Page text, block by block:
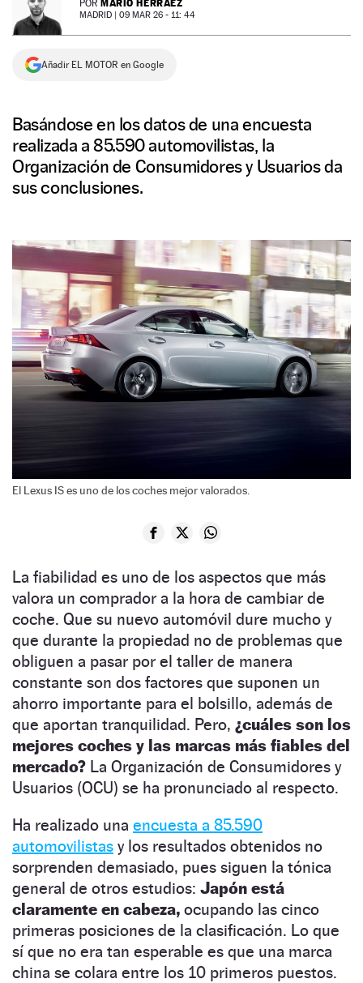
NEWSLETTER
SÍGUENOS
POR MARIO HERRÁEZ
MADRID | 09 MAR 26 - 11: 44
Añadir EL MOTOR en Google
Basándose en los datos de una encuesta
realizada a 85.590 automovilistas, la
Organización de Consumidores y Usuarios da
sus conclusiones.
El Lexus IS es uno de los coches mejor valorados.
La fiabilidad es uno de los aspectos que más
valora un comprador a la hora de cambiar de
coche. Que su nuevo automóvil dure mucho y
que durante la propiedad no de problemas que
obliguen a pasar por el taller de manera
constante son dos factores que suponen un
ahorro importante para el bolsillo, además de
que aportan tranquilidad. Pero, ¿cuáles son los
mejores coches y las marcas más fiables del
mercado? La Organización de Consumidores y
Usuarios (OCU) se ha pronunciado al respecto.
Ha realizado una encuesta a 85.590
automovilistas y los resultados obtenidos no
sorprenden demasiado, pues siguen la tónica
general de otros estudios: Japón está
claramente en cabeza, ocupando las cinco
primeras posiciones de la clasificación. Lo que
sí que no era tan esperable es que una marca
china se colara entre los 10 primeros puestos.